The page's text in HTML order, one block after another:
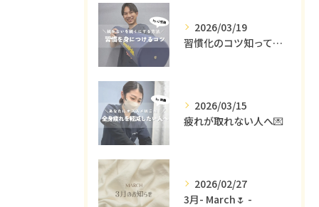
2026/03/19
習慣化のコツ知ってる😳？
2026/03/15
疲れが取れない人へ💌
2026/02/27
3月- March🌷 -